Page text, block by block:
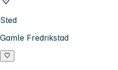
Sted
Gamle Fredrikstad